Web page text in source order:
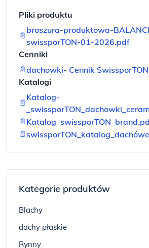
Pliki produktu
📄
broszura-produktowa-
swissporTON-01-2026.pdf
Cenniki
📄dachowki- Cennik
Katalogi
📄
Katalog-
📄
📄
Kategorie produktów
Blachy
dachy płaskie
Rynny